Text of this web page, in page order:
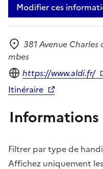
Modifier ces
Adresse
381 Avenue Charles
mbes
Site internet
https://www.aldi.fr/
Itinéraire
Informations
Filtrer par type de
Affichez uniquement